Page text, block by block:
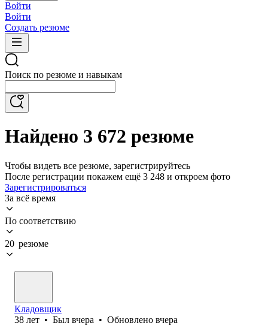
Войти
Войти
Создать резюме
Поиск по резюме и навыкам
Найдено 3 672 резюме
Чтобы видеть все резюме, зарегистрируйтесь
После регистрации покажем ещё 3 248 и откроем фото
Зарегистрироваться
За всё время
По соответствию
20 резюме
Кладовщик
38 лет • Был вчера • Обновлено вчера